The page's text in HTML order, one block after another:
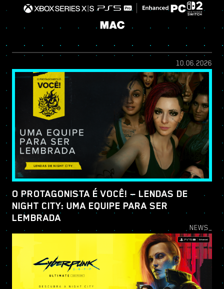
10.06.2026
O PROTAGONISTA É VOCÊ! — LENDAS DE
NIGHT CITY: UMA EQUIPE PARA SER
LEMBRADA
NEWS_